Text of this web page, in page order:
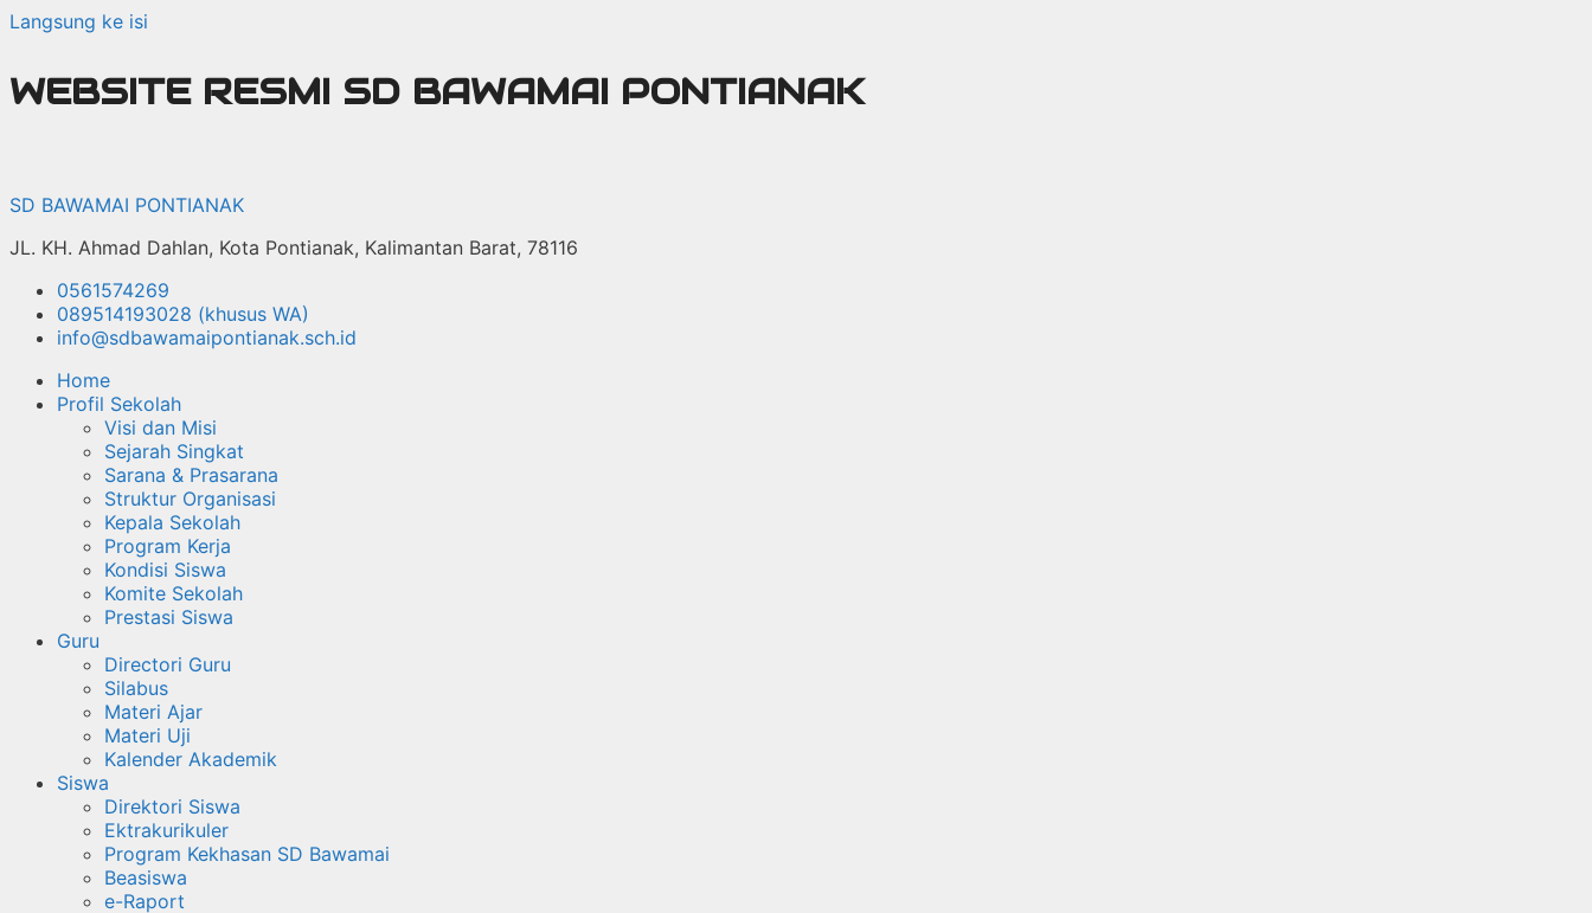
Langsung ke isi
WEBSITE RESMI SD BAWAMAI PONTIANAK
SD BAWAMAI PONTIANAK
JL. KH. Ahmad Dahlan, Kota Pontianak, Kalimantan Barat, 78116
0561574269
089514193028 (khusus WA)
info@sdbawamaipontianak.sch.id
Home
Profil Sekolah
Visi dan Misi
Sejarah Singkat
Sarana & Prasarana
Struktur Organisasi
Kepala Sekolah
Program Kerja
Kondisi Siswa
Komite Sekolah
Prestasi Siswa
Guru
Directori Guru
Silabus
Materi Ajar
Materi Uji
Kalender Akademik
Siswa
Direktori Siswa
Ektrakurikuler
Program Kekhasan SD Bawamai
Beasiswa
e-Raport